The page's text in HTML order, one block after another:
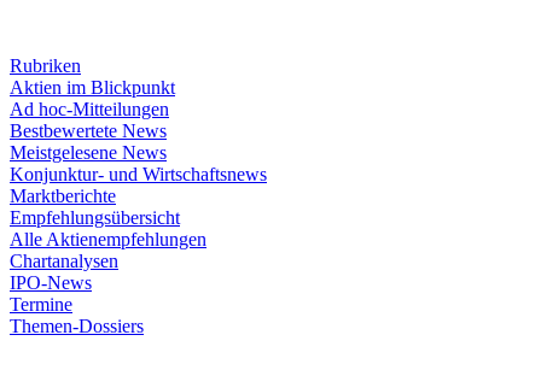
Rubriken
Aktien im Blickpunkt
Ad hoc-Mitteilungen
Bestbewertete News
Meistgelesene News
Konjunktur- und Wirtschaftsnews
Marktberichte
Empfehlungsübersicht
Alle Aktienempfehlungen
Chartanalysen
IPO-News
Termine
Themen-Dossiers